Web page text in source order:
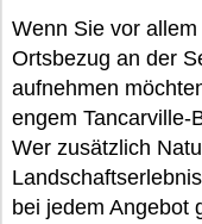
Wenn Sie vor
Ortsbezug an der
aufnehmen
engem Tancarville-
Wer zusätzlich
bei jedem Angebot